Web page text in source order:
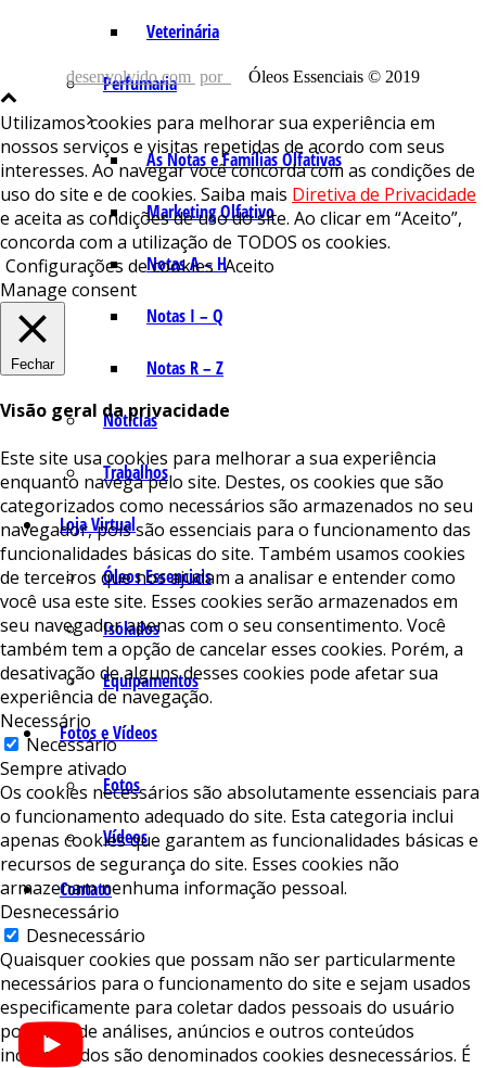
Veterinária
Perfumaria
As Notas e Famílias Olfativas
Marketing Olfativo
Notas A – H
Notas I – Q
Notas R – Z
Notícias
Trabalhos
Loja Virtual
Óleos Essenciais
Isolados
Equipamentos
Fotos e Vídeos
Fotos
Vídeos
Contato
desenvolvido com por Óleos Essenciais © 2019
Utilizamos cookies para melhorar sua experiência em
nossos serviços e visitas repetidas de acordo com seus
interesses. Ao navegar você concorda com as condições de
uso do site e de cookies. Saiba mais Diretiva de Privacidade
e aceita as condições de uso do site. Ao clicar em “Aceito”,
concorda com a utilização de TODOS os cookies.
Configurações de cookies Aceito
Manage consent
Fechar
Visão geral da privacidade
Este site usa cookies para melhorar a sua experiência
enquanto navega pelo site. Destes, os cookies que são
categorizados como necessários são armazenados no seu
navegador, pois são essenciais para o funcionamento das
funcionalidades básicas do site. Também usamos cookies
de terceiros que nos ajudam a analisar e entender como
você usa este site. Esses cookies serão armazenados em
seu navegador apenas com o seu consentimento. Você
também tem a opção de cancelar esses cookies. Porém, a
desativação de alguns desses cookies pode afetar sua
experiência de navegação.
Necessário
Necessário
Sempre ativado
Os cookies necessários são absolutamente essenciais para
o funcionamento adequado do site. Esta categoria inclui
apenas cookies que garantem as funcionalidades básicas e
recursos de segurança do site. Esses cookies não
armazenam nenhuma informação pessoal.
Desnecessário
Desnecessário
Quaisquer cookies que possam não ser particularmente
necessários para o funcionamento do site e sejam usados ​​
especificamente para coletar dados pessoais do usuário
por meio de análises, anúncios e outros conteúdos
incorporados são denominados cookies desnecessários. É